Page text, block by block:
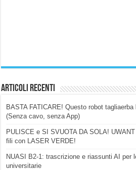
Articoli Recenti
BASTA FATICARE! Questo robot
(Senza cavo, senza App)
PULISCE e SI SVUOTA DA SOLA!
fili con LASER VERDE!
NUASI B2-1: trascrizione e riassunti AI per
universitarie